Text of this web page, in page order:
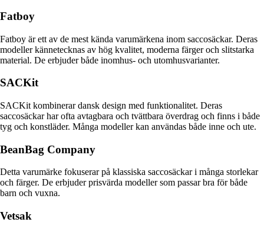
Fatboy
Fatboy är ett av de mest kända varumärkena inom saccosäckar. Deras
modeller kännetecknas av hög kvalitet, moderna färger och slitstarka
material. De erbjuder både inomhus- och utomhusvarianter.
SACKit
SACKit kombinerar dansk design med funktionalitet. Deras
saccosäckar har ofta avtagbara och tvättbara överdrag och finns i både
tyg och konstläder. Många modeller kan användas både inne och ute.
BeanBag Company
Detta varumärke fokuserar på klassiska saccosäckar i många storlekar
och färger. De erbjuder prisvärda modeller som passar bra för både
barn och vuxna.
Vetsak